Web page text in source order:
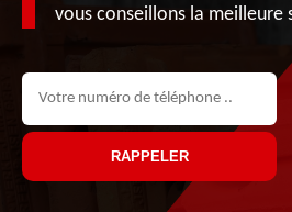
vous conseillons la meilleure